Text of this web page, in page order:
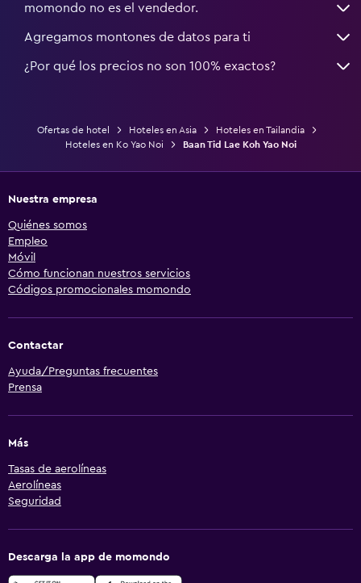
momondo no es el vendedor.
Agregamos montones de datos para ti
¿Por qué los precios no son 100% exactos?
Ofertas de hotel Hoteles en Asia
Hoteles en Tailandia
Hoteles en Ko Yao Noi
Baan Tid Lae Koh Yao Noi
Nuestra empresa
Quiénes somos
Empleo
Móvil
Cómo funcionan nuestros servicios
Códigos promocionales momondo
Contactar
Ayuda/Preguntas frecuentes
Prensa
Más
Tasas de aerolíneas
Aerolíneas
Seguridad
Descarga la app de momondo